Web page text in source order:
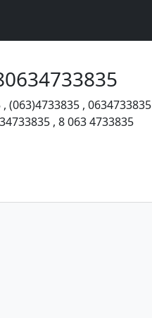
, (063)4733835 , 0634733835
, 8 063 4733835